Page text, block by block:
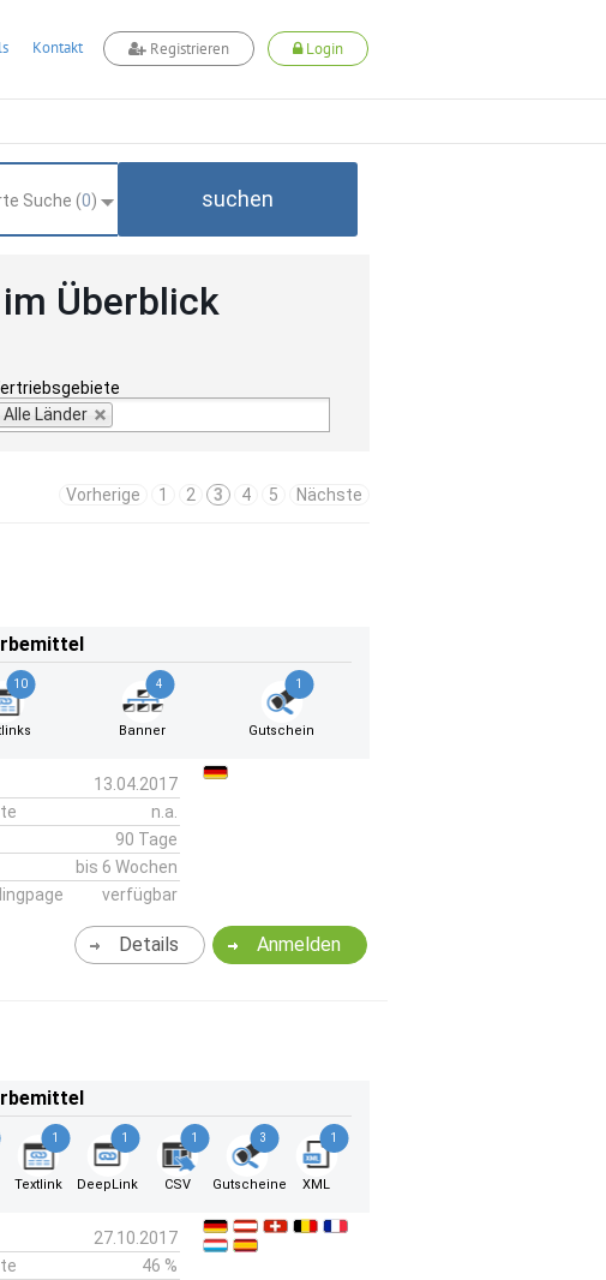
Kontakt Registrieren Login
Suche (0) suchen
Überblick
Alle Länder
Vorherige 1 2 3 4 5 Nächste
10 4
Banner
1
Gutschein
13.04.2017
n.a.
90 Tage
bis 6 Wochen
verfügbar
Anmelden
Details
1
Textlink
1
DeepLink
1
CSV
3
Gutscheine
1
XML
27.10.2017
46 %